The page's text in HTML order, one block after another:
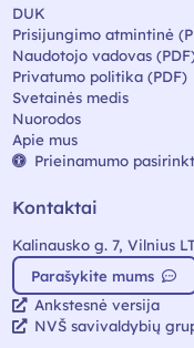
DUK
Prisijungimo atmintinė
Naudotojo vadovas
Privatumo politika (PDF)
Svetainės medis
Nuorodos
Apie mus
Prieinamumo
Kontaktai
Kalinausko g. 7, Vilnius
Parašykite mums
Ankstesnė versija
NVŠ savivaldybių